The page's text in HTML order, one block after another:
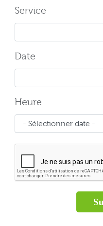
Service
Date
Heure